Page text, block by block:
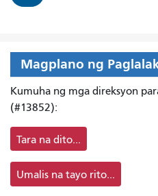
Magplano ng
Kumuha ng mga direksyon
(#13852):
Tara na dito...
Umalis na tayo rito...